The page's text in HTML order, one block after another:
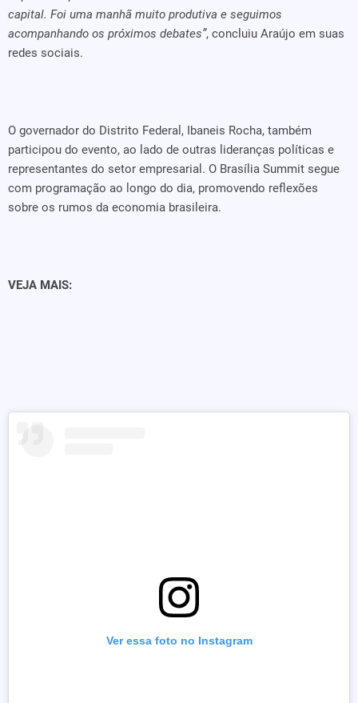
capital. Foi uma manhã muito produtiva e seguimos
acompanhando os próximos debates”, concluiu Araújo em suas
redes sociais.
O governador do Distrito Federal, Ibaneis Rocha, também
participou do evento, ao lado de outras lideranças políticas e
representantes do setor empresarial. O Brasília Summit segue
com programação ao longo do dia, promovendo reflexões
sobre os rumos da economia brasileira.
VEJA MAIS:
Ver essa foto no Instagram